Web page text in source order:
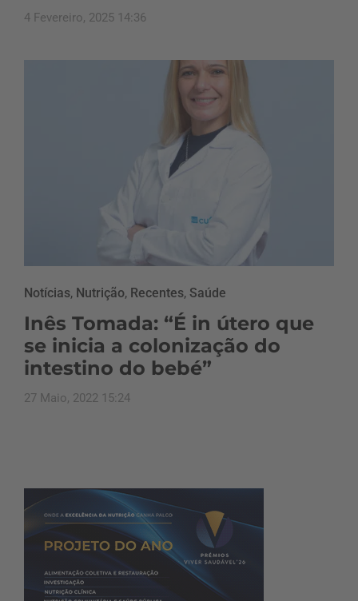
4 Fevereiro, 2025 14:36
Notícias, Nutrição, Recentes, Saúde
Inês Tomada: “É in útero que
se inicia a colonização do
intestino do bebé”
27 Maio, 2022 15:24